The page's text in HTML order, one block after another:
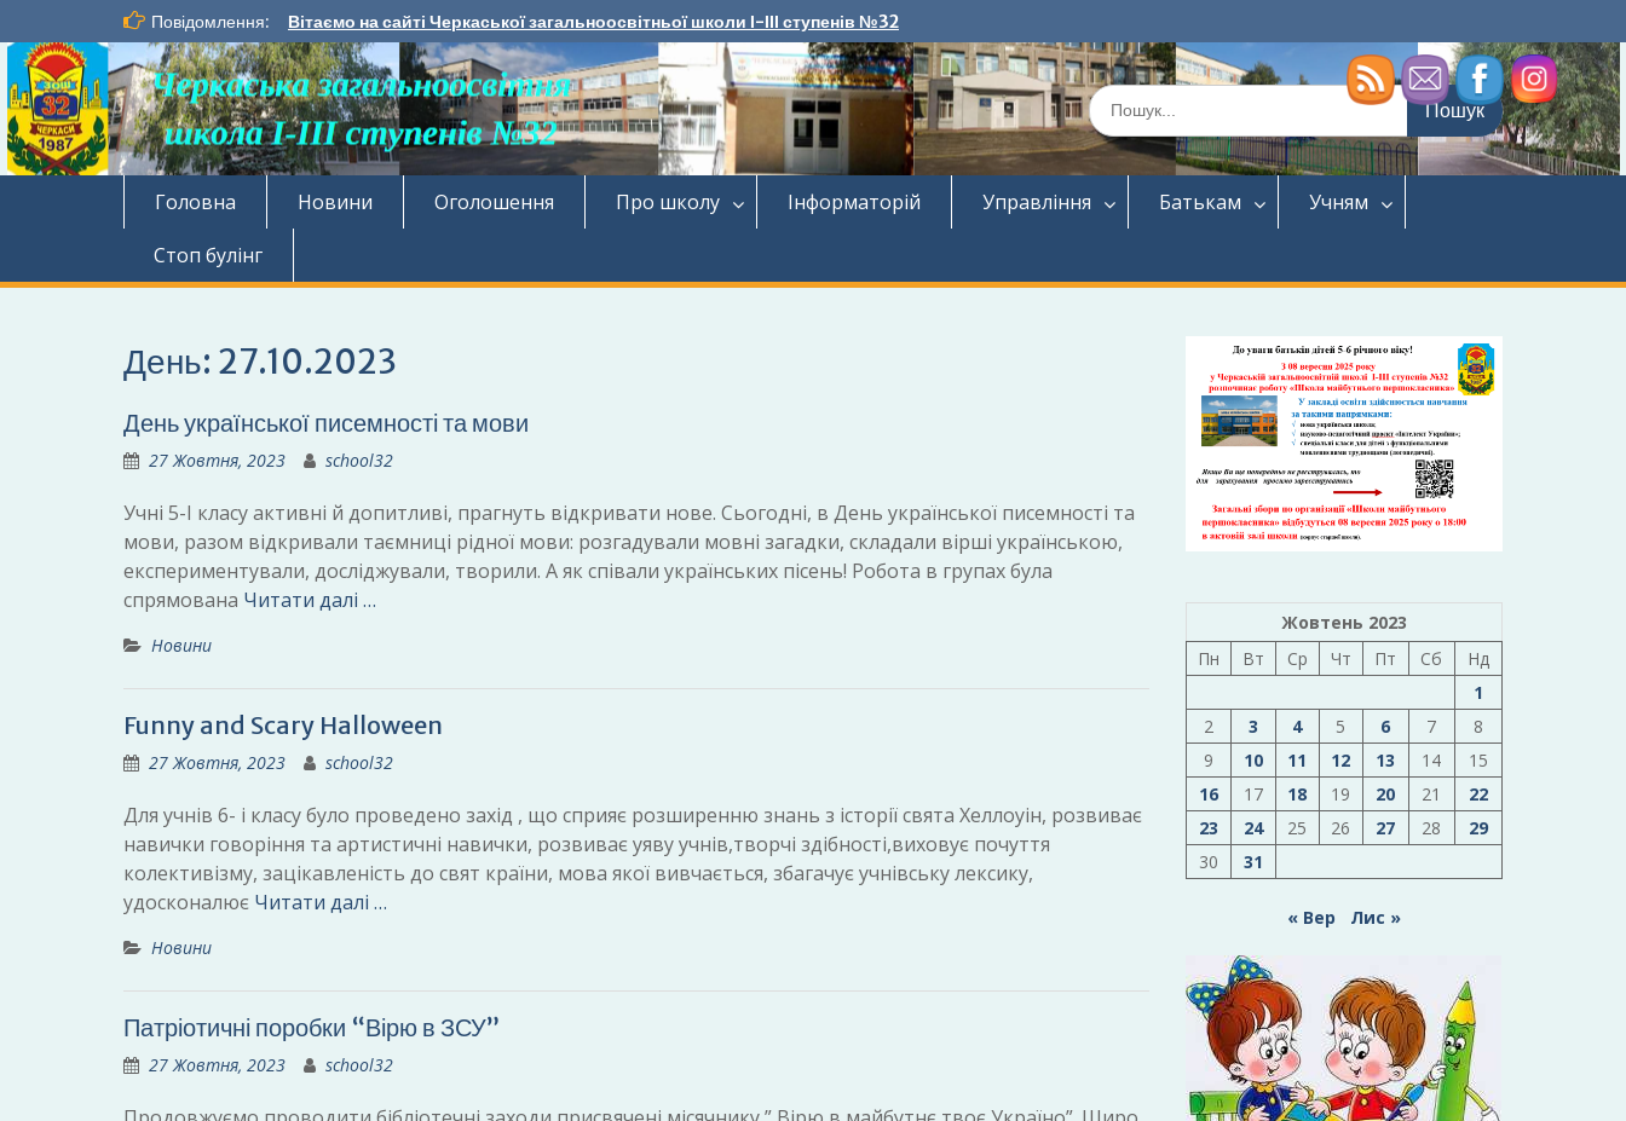
до
вмісту
Повідомлення: Вітаємо на сайті Черкаської загальноосвітньої школи І-ІІІ ступенів №32
Шукати:
Головна Новини Оголошення Про школу Інформаторій Управління Батькам
Учням
Стоп булінг
День: 27.10.2023
День української писемності та мови
27 Жовтня, 2023 school32
Учні 5-І класу активні й допитливі, прагнуть відкривати нове. Сьогодні, в День української писемності та
мови, разом відкривали таємниці рідної мови: розгадували мовні загадки, складали вірші українською,
експериментували, досліджували, творили. А як співали українських пісень! Робота в групах була
спрямована Читати далі …
Новини
Funny and Scary Halloween
27 Жовтня, 2023 school32
Для учнів 6- і класу було проведено захід , що сприяє розширенню знань з історії свята Хеллоуін, розвиває
навички говоріння та артистичні навички, розвиває уяву учнів,творчі здібності,виховує почуття
колективізму, зацікавленість до свят країни, мова якої вивчається, збагачує учнівську лексику,
удосконалює Читати далі …
Новини
Патріотичні поробки “Вірю в ЗСУ”
27 Жовтня, 2023 school32
Жовтень 2023
Пн
Вт Ср Чт Пт Сб
Нд
1
2
3 4 5 6 7
8
9
10 11 12 13 14
15
16
17 18 19 20 21
22
23
24 25 26 27 28
29
30
31
« Вер Лис »